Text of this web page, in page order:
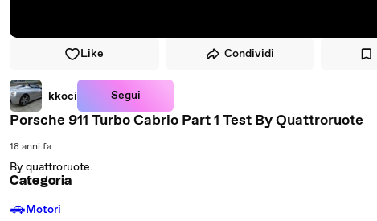
Like Condividi
kkoci Segui
Porsche 911 Turbo Cabrio Part 1 Test By Quattroruote
18 anni fa
By quattroruote.
Categoria
🚗Motori